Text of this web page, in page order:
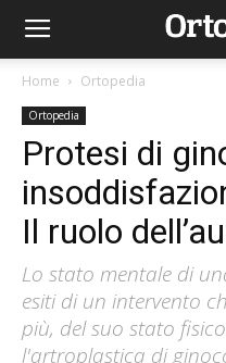
Home Ortopedia
Ortopedia
Protesi di
Il ruolo
Lo stato mentale di
esiti di un intervento
più, del suo stato
l'artroplastica di